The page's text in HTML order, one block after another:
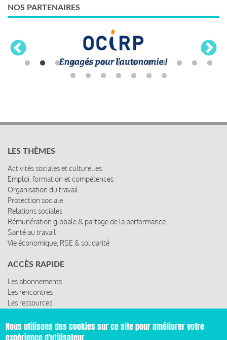
NOS PARTENAIRES
LES THÈMES
Activités sociales et culturelles
Emploi, formation et compétences
Organisation du travail
Protection sociale
Relations sociales
Rémunération globale & partage de la performance
Santé au travail
Vie économique, RSE & solidarité
ACCÈS RAPIDE
Les abonnements
Les rencontres
Les ressources
Nous utilisons des cookies sur ce site pour améliorer votre